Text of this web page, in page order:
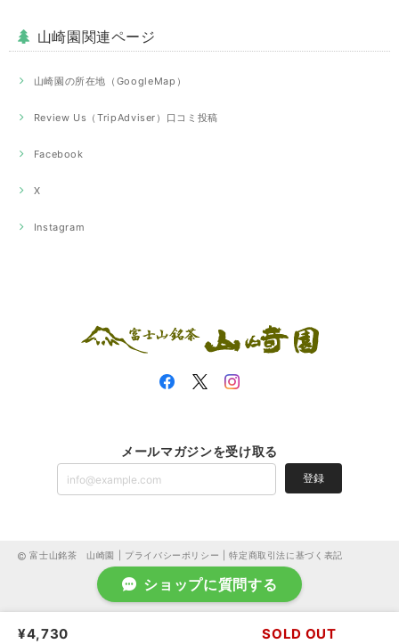
山崎園関連ページ
山崎園の所在地（GoogleMap）
Review Us（TripAdviser）口コミ投稿
Facebook
X
Instagram
メールマガジンを受け取る
登録
富士山銘茶 山崎園 | プライバシーポリシー |特定商取引法に基づく表記
¥4,730 SOLD OUT
ショップに質問する